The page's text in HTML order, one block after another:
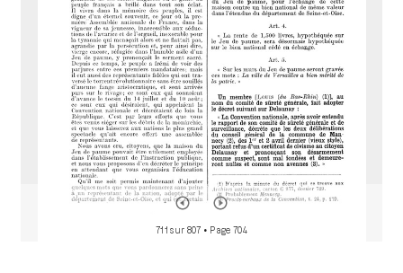
711 sur 807 • Page 704